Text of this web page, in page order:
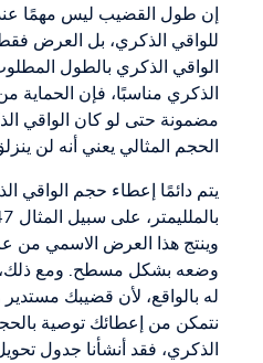
إن طول القضيب ليس مهمًا
للواقي الذكري، بل العرض
الواقي الذكري بالطول
الذكري مناسبًا، فإن الحماية
مضمونة حتى لو كان الواقي
الحجم المثالي يعني أنه لن
يتم دائمًا إعطاء حجم
وينتج هذا العرض الاسمي من
وضعه بشكل مسطح. ومع ذلك،
له بالواقع، لأن قضيبك
نتمكن من إعطائك توصية
الذكري، فقد أنشأنا جدول